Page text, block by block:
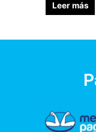
Leer más